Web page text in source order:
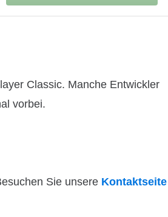
Classic. Manche Entwickler
vorbei.
Sie unsere Kontaktseite